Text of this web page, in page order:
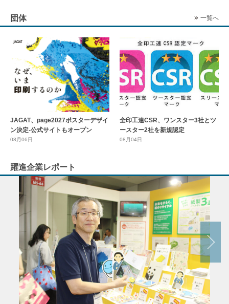
団体 一覧へ
JAGAT、page2027ポスターデザイ
ン決定-公式サイトもオープン
08月06日
全印工連CSR、ワンスター3社とツ
ースター2社を新規認定
08月04日
躍進企業レポート